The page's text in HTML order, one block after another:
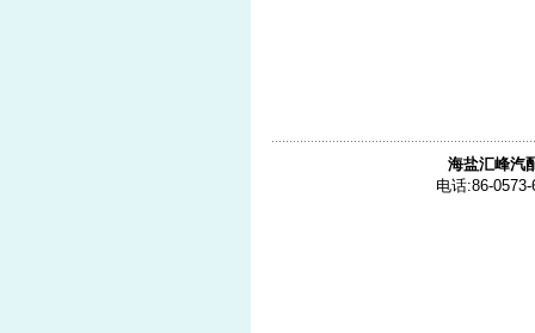
海盐汇峰汽
电话:86-